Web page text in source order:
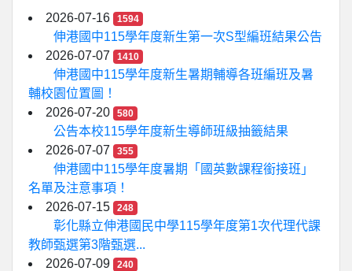
2026-07-16 1594
伸港國中115學年度新生第一次S型編班結果公告
2026-07-07
1410
伸港國中115學年度新生暑期輔導各班編班及暑
輔校園位置圖！
2026-07-20
580
公告本校115學年度新生導師班級抽籤結果
2026-07-07
355
伸港國中115學年度暑期「國英數課程銜接班」
名單及注意事項！
2026-07-15
248
彰化縣立伸港國民中學115學年度第1次代理代課
教師甄選第3階甄選...
2026-07-09
240